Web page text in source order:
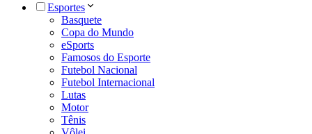
Esportes
Basquete
Copa do Mundo
eSports
Famosos do Esporte
Futebol Nacional
Futebol Internacional
Lutas
Motor
Tênis